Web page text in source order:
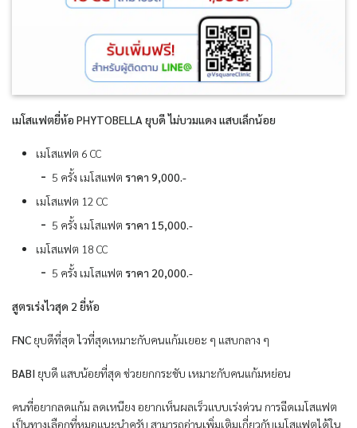
เมโสแฟตยี่ห้อ PHYTOBELLA ยุบดี ไม่บวมแดง แสบเล็กน้อย
เมโสแฟต 6 CC
5 ครั้ง เมโสแฟต ราคา 9,000.-
เมโสแฟต 12 CC
5 ครั้ง เมโสแฟต ราคา 15,000.-
เมโสแฟต 18 CC
5 ครั้ง เมโสแฟต ราคา 20,000.-
สูตรเร่งไวสุด 2 ยี่ห้อ
FNC ยุบดีที่สุด ไวที่สุดเหมาะกับคนแก้มเยอะ ๆ แสบกลาง ๆ
BABI ยุบดี แสบน้อยที่สุด ช่วยยกกระชับ เหมาะกับคนแก้มหย่อน
คนที่อยากลดแก้ม ลดเหนียง อยากเห็นผลเร็วแบบเร่งด่วน การฉีดเมโสแฟต
เป็นทางเลือกที่หมอแนะนำครับ สามารถอ่านเพิ่มเติมเกี่ยวกับเมโสแฟตได้ใน